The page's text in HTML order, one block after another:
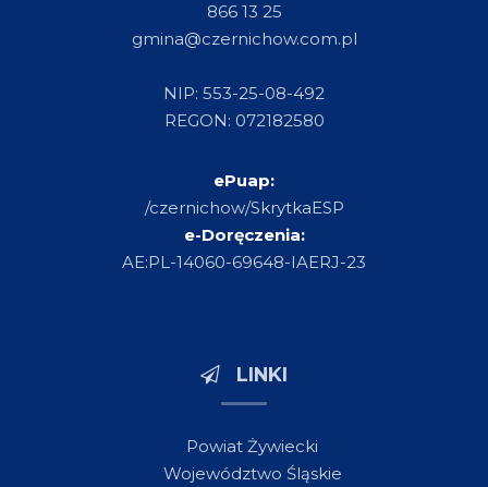
866 13 25
gmina@czernichow.com.pl
NIP: 553-25-08-492
REGON: 072182580
ePuap:
/czernichow/SkrytkaESP
e-Doręczenia:
AE:PL-14060-69648-IAERJ-23
LINKI
Powiat Żywiecki
Województwo Śląskie